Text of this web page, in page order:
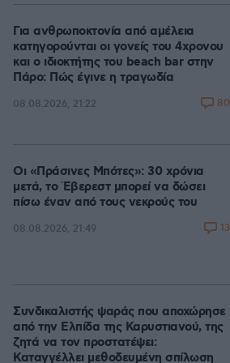
Για ανθρωποκτονία από αμέλεια
κατηγορούνται οι γονείς του 4χρονου
και ο ιδιοκτήτης του beach bar στην
Πάρο: Πώς έγινε η τραγωδία
08.08.2026, 21:22 80
Οι «Πράσινες Μπότες»: 30 χρόνια
μετά, το Έβερεστ μπορεί να δώσει
πίσω έναν από τους νεκρούς του
08.08.2026, 21:49 13
Συνδικαλιστής ψαράς που αποχώρησε
από την Ελπίδα της Καρυστιανού, της
ζητά να τον προστατέψει:
Καταγγέλλει μεθοδευμένη σπίλωση